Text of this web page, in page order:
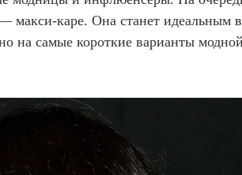
макси-каре. Она станет идеальным
на самые короткие варианты